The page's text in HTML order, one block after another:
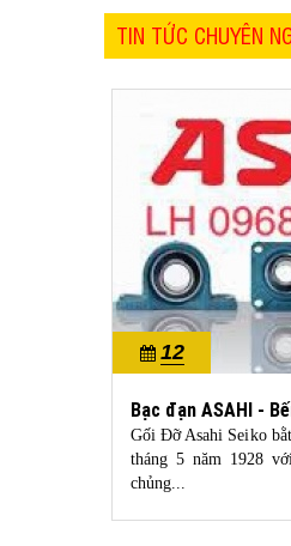
TIN TỨC CHUYÊN
12
10/2022
Bạc đạn ASAHI -
Gối Đỡ Asahi Seiko
tháng 5 năm 1928
chủng...